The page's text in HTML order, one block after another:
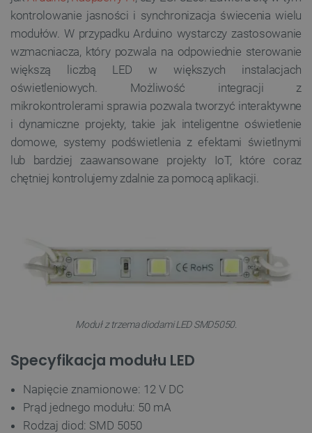
kontrolowanie jasności i synchronizacja świecenia wielu
modułów. W przypadku Arduino wystarczy zastosowanie
wzmacniacza, który pozwala na odpowiednie sterowanie
większą liczbą LED w większych instalacjach
oświetleniowych. Możliwość integracji z
mikrokontrolerami sprawia pozwala tworzyć interaktywne
i dynamiczne projekty, takie jak inteligentne oświetlenie
domowe, systemy podświetlenia z efektami świetlnymi
lub bardziej zaawansowane projekty IoT, które coraz
chętniej kontrolujemy zdalnie za pomocą aplikacji.
Moduł z trzema diodami LED SMD5050.
Specyfikacja modułu LED
Napięcie znamionowe: 12 V DC
Prąd jednego modułu: 50 mA
Rodzaj diod: SMD 5050